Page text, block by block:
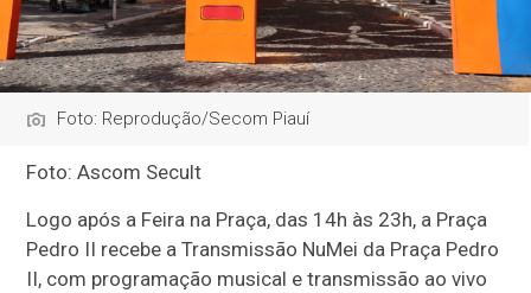
Foto: Reprodução/Secom Piauí
Foto: Ascom Secult
Logo após a Feira na Praça, das 14h às 23h, a Praça
Pedro II recebe a Transmissão NuMei da Praça Pedro
II, com programação musical e transmissão ao vivo